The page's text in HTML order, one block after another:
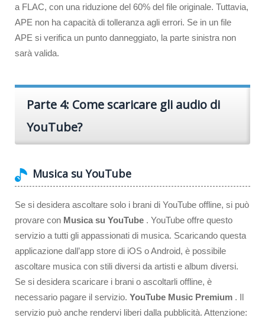
a FLAC, con una riduzione del 60% del file originale. Tuttavia,
APE non ha capacità di tolleranza agli errori. Se in un file
APE si verifica un punto danneggiato, la parte sinistra non
sarà valida.
Parte 4: Come scaricare gli audio di
YouTube?
Musica su YouTube
Se si desidera ascoltare solo i brani di YouTube offline, si può
provare con Musica su YouTube . YouTube offre questo
servizio a tutti gli appassionati di musica. Scaricando questa
applicazione dall’app store di iOS o Android, è possibile
ascoltare musica con stili diversi da artisti e album diversi.
Se si desidera scaricare i brani o ascoltarli offline, è
necessario pagare il servizio. YouTube Music Premium . Il
servizio può anche rendervi liberi dalla pubblicità. Attenzione: